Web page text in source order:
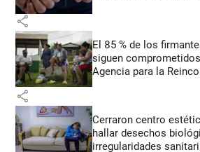
share
El 85 % de los
siguen
Agencia para la
share
Cerraron centro
hallar desechos
irregularidades